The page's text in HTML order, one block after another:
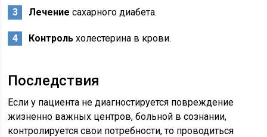
Лечение сахарного диабета.
Контроль холестерина в крови.
Последствия
Если у пациента не диагностируется повреждение
жизненно важных центров, больной в сознании,
контролируется свои потребности, то проводиться